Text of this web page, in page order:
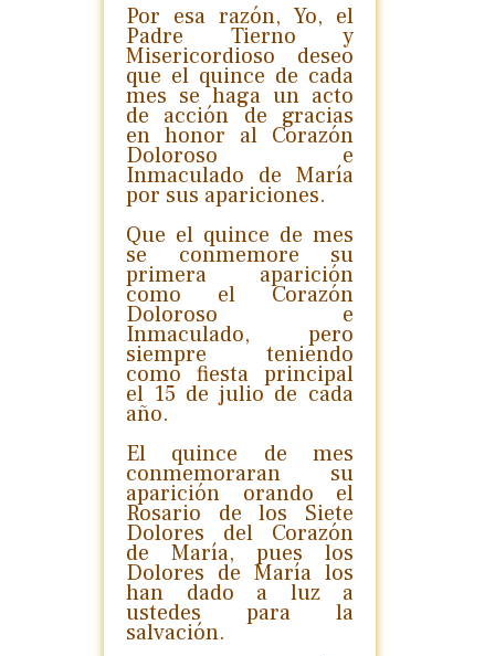
Por esa razón, Yo, el
Padre Tierno y
Misericordioso deseo
que el quince de cada
mes se haga un acto
de acción de gracias
en honor al Corazón
Doloroso e
Inmaculado de María
por sus apariciones.
Que el quince de mes
se conmemore su
primera aparición
como el Corazón
Doloroso e
Inmaculado, pero
siempre teniendo
como fiesta principal
el 15 de julio de cada
año.
El quince de mes
conmemoraran su
aparición orando el
Rosario de los Siete
Dolores del Corazón
de María, pues los
Dolores de María los
han dado a luz a
ustedes para la
salvación.